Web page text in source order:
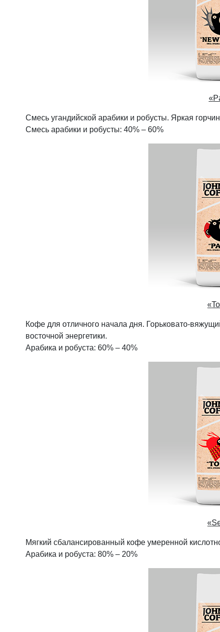
«
Смесь угандийской арабики и робусты. Яркая
Смесь арабики и робусты: 40% – 60%
«
Кофе для отличного начала дня. Горьковато-
восточной энергетики.
Арабика и робуста: 60% – 40%
«
Мягкий сбалансированный кофе умеренной
Арабика и робуста: 80% – 20%